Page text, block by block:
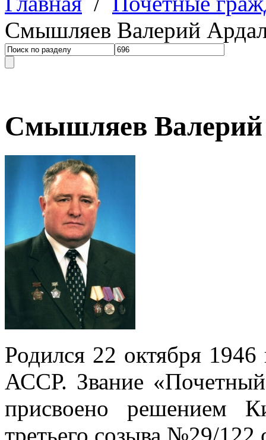
Смышляев Валерий
Смышляев Валерий
Родился 22 октября
АССР. Звание
присвоено решением
третьего созыва №29/122